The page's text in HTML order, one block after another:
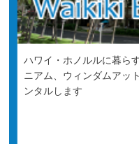
ハワイ・ホノルルに暮ら
ニアム、ウィンダムアッ
ンタルします